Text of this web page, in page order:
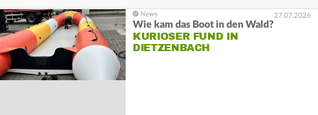
27.07.2026
Wie kam das Boot in den Wald?
KURIOSER FUND IN
DIETZENBACH